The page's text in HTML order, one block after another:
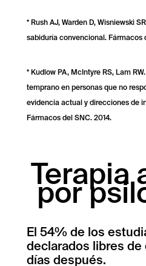
* Rush AJ, Warden D, Wisniewski
sabiduría convencional. Fármacos
* Kudlow PA, McIntyre RS, Lam
temprano en personas que no
evidencia actual y direcciones de
Fármacos del SNC. 2014.
Terapia
por
El 54% de los
declarados libres
días después.